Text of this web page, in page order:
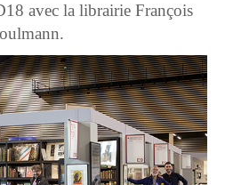
avec la librairie François